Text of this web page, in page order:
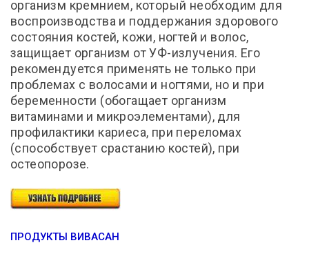
организм кремнием, который необходим для
воспроизводства и поддержания здорового
состояния костей, кожи, ногтей и волос,
защищает организм от УФ-излучения. Его
рекомендуется применять не только при
проблемах с волосами и ногтями, но и при
беременности (обогащает организм
витаминами и микроэлементами), для
профилактики кариеса, при переломах
(способствует срастанию костей), при
остеопорозе.
ПРОДУКТЫ ВИВАСАН